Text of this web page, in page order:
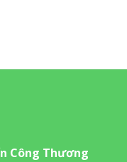
Công Thương